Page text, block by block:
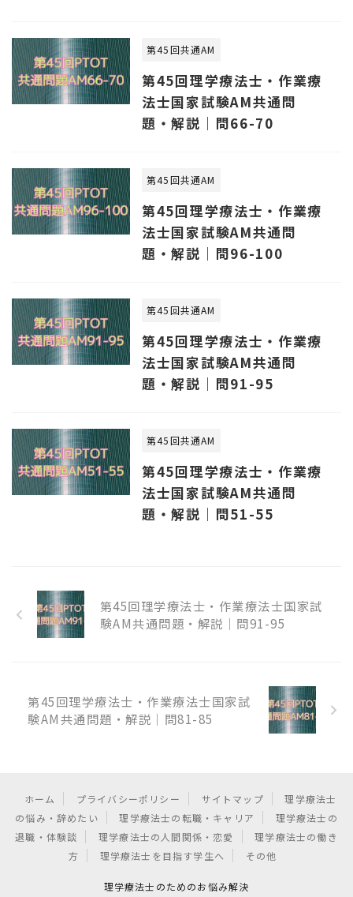
第45回共通AM
第45回理学療法士・作業療
法士国家試験AM共通問
題・解説｜問66-70
第45回共通AM
第45回理学療法士・作業療
法士国家試験AM共通問
題・解説｜問96-100
第45回共通AM
第45回理学療法士・作業療
法士国家試験AM共通問
題・解説｜問91-95
第45回共通AM
第45回理学療法士・作業療
法士国家試験AM共通問
題・解説｜問51-55
第45回理学療法士・作業療法士国家試
験AM共通問題・解説｜問91-95
第45回理学療法士・作業療法士国家試
験AM共通問題・解説｜問81-85
ホーム プライバシーポリシー サイトマップ
理学療法士
の悩み・辞めたい
理学療法士の転職・キャリア
理学療法士の
退職・体験談
理学療法士の人間関係・恋愛
理学療法士の働き
方
理学療法士を目指す学生へ その他
理学療法士のためのお悩み解決